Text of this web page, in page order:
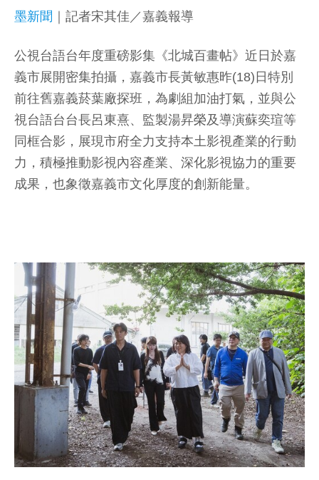
墨新聞 ｜記者宋其佳／嘉義報導
公視台語台年度重磅影集《北城百畫帖》近日於嘉
義市展開密集拍攝，嘉義市長黃敏惠昨(18)日特別
前往舊嘉義菸葉廠探班，為劇組加油打氣，並與公
視台語台台長呂東熹、監製湯昇榮及導演蘇奕瑄等
同框合影，展現市府全力支持本土影視產業的行動
力，積極推動影視內容產業、深化影視協力的重要
成果，也象徵嘉義市文化厚度的創新能量。